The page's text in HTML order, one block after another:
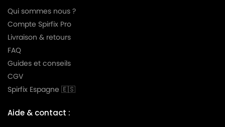
Qui sommes nous ?
Compte Spirfix Pro
Livraison & retours
FAQ
Guides et conseils
CGV
Spirfix Espagne 🇪🇸
Aide & contact :